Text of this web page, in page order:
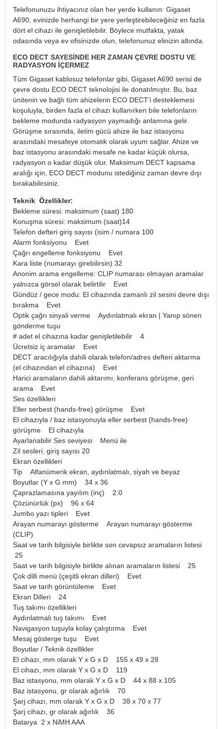
Telefonunuzu ihtiyacınız olan her yerde kullanın: Gigaset
A690, evinizde herhangi bir yere yerleştirebileceğiniz en fazla
dört el cihazı ile genişletilebilir. Böylece mutfakta, yatak
odasında veya ev ofisinizde olun, telefonunuz elinizin altında.
ECO DECT SAYESINDE HER ZAMAN ÇEVRE DOSTU VE
RADYASYON IÇERMEZ
Tüm Gigaset kablosuz telefonlar gibi, Gigaset A690 serisi de
çevre dostu ECO DECT teknolojisi ile donatılmıştır. Bu, baz
ünitenin ve bağlı tüm ahizelerin ECO DECT'i desteklemesi
koşuluyla, birden fazla el cihazı kullanırken bile telefonların
bekleme modunda radyasyon yaymadığı anlamına gelir.
Görüşme sırasında, iletim gücü ahize ile baz istasyonu
arasındaki mesafeye otomatik olarak uyum sağlar. Ahize ve
baz istasyonu arasındaki mesafe ne kadar küçük olursa,
radyasyon o kadar düşük olur. Maksimum DECT kapsama
aralığı için, ECO DECT modunu istediğiniz zaman devre dışı
bırakabilirsiniz.
Teknik Özellikler:
Bekleme süresi: maksimum (saat) 180
Konuşma süresi: maksimum (saat)14
Telefon defteri giriş sayısı (isim / numara 100
Alarm fonksiyonu Evet
Çağrı engelleme fonksiyonu Evet
Kara liste (numarayı girebilirsin) 32
Anonim arama engelleme: CLIP numarası olmayan aramalar
yalnızca görsel olarak belirtilir Evet
Gündüz / gece modu: El cihazında zamanlı zil sesini devre dışı
bırakma Evet
Optik çağrı sinyali verme Aydınlatmalı ekran | Yanıp sönen
gönderme tuşu
# adet el cihazına kadar genişletilebilir 4
Ücretsiz iç aramalar Evet
DECT aracılığıyla dahili olarak telefon/adres defteri aktarma
(el cihazından el cihazına) Evet
Harici aramaların dahili aktarımı, konferans görüşme, geri
arama Evet
Ses özellikleri
Eller serbest (hands-free) görüşme Evet
El cihazıyla / baz istasyonuyla eller serbest (hands-free)
görüşme El cihazıyla
Ayarlanabilir Ses seviyesi Menü ile
Zil sesleri, giriş sayısı 20
Ekran özellikleri
Tip Alfanümerik ekran, aydınlatmalı, siyah ve beyaz
Boyutlar (Y x G mm) 34 x 36
Çaprazlamasına yayılım (inç) 2.0
Çözünürlük (px) 96 x 64
Jumbo yazı tipleri Evet
Arayan numarayı gösterme Arayan numarayı gösterme
(CLIP)
Saat ve tarih bilgisiyle birlikte son cevapsız aramaların listesi
25
Saat ve tarih bilgisiyle birlikte alınan aramaların listesi 25
Çok dilli menü (çeşitli ekran dilleri) Evet
Saat ve tarih görüntüleme Evet
Ekran Dilleri 24
Tuş takımı özellikleri
Aydınlatmalı tuş takımı Evet
Navigasyon tuşuyla kolay çalıştırma Evet
Mesaj gösterge tuşu Evet
Boyutlar / Teknik özellikler
El cihazı, mm olarak Y x G x D 155 x 49 x 28
El cihazı, mm olarak Y x G x D 119
Baz istasyonu, mm olarak Y x G x D 44 x 88 x 105
Baz istasyonu, gr olarak ağırlık 70
Şarj cihazı, mm olarak Y x G x D 38 x 70 x 77
Şarj cihazı, gr olarak ağırlık 36
Batarya 2 x NiMH AAA